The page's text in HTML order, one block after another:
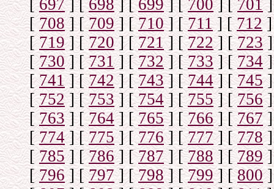
[697] [698] [699] [700] [701]
[708] [709] [710] [711] [712]
[719] [720] [721] [722] [723]
[730] [731] [732] [733] [734]
[741] [742] [743] [744] [745]
[752] [753] [754] [755] [756]
[763] [764] [765] [766] [767]
[774] [775] [776] [777] [778]
[785] [786] [787] [788] [ 789]
[796] [797] [798] [799] [800]